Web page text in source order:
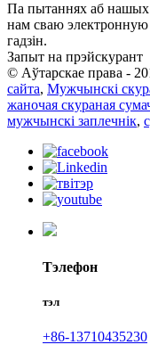
Па пытаннях аб нашых
нам сваю
гадзін.
Запыт на прэйскурант
© Аўтарскае права -
сайта, Мужчынскі
жаночая скураная
мужчынскі заплечнік,
Тэлефон
тэл
+86-13710435230